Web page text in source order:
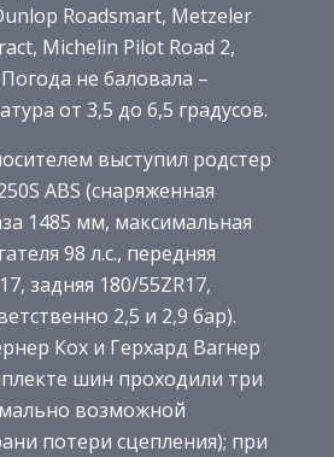
Roadsmart, Metzeler
Michelin Pilot Road 2,
не баловала –
от 3,5 до 6,5 градусов.
выступил родстер
ABS (снаряженная
1485 мм, максимальная
98 л.с., передняя
задняя 180/55ZR17,
2,5 и 2,9 бар).
Кох и Герхард Вагнер
шин проходили три
возможной
потери сцепления); при